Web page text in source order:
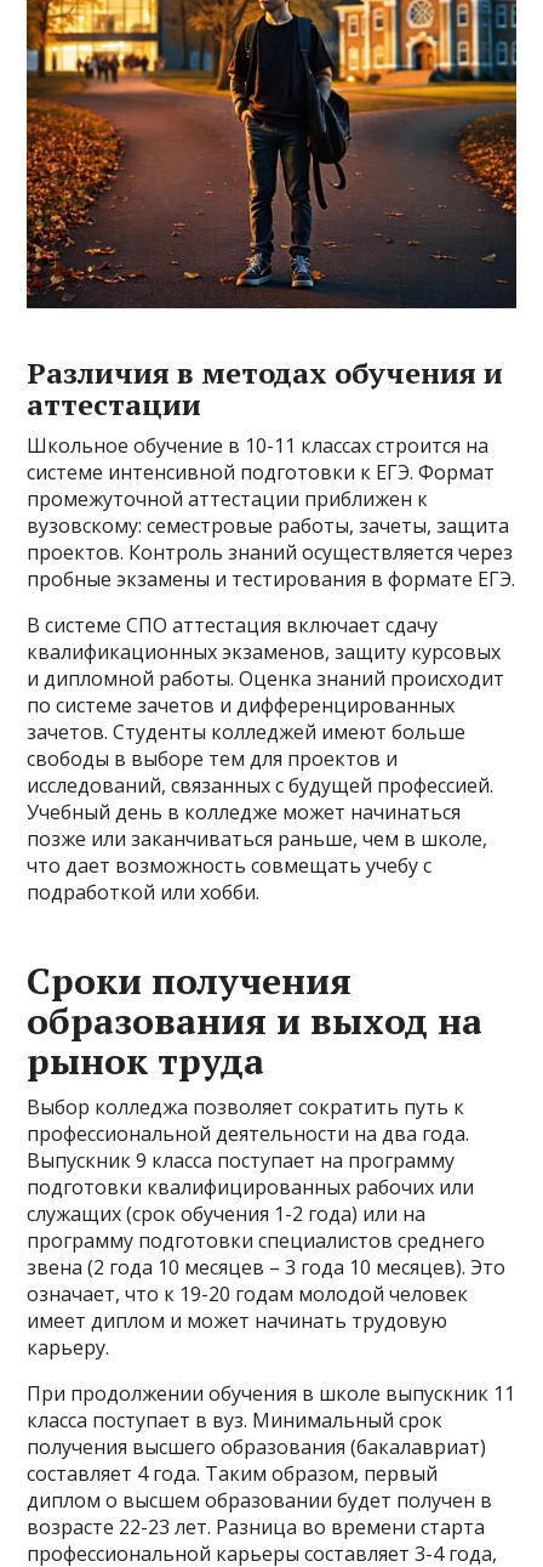
Различия в методах обучения и
аттестации
Школьное обучение в 10-11 классах строится на
системе интенсивной подготовки к ЕГЭ. Формат
промежуточной аттестации приближен к
вузовскому: семестровые работы, зачеты, защита
проектов. Контроль знаний осуществляется через
пробные экзамены и тестирования в формате ЕГЭ.
В системе СПО аттестация включает сдачу
квалификационных экзаменов, защиту курсовых
и дипломной работы. Оценка знаний происходит
по системе зачетов и дифференцированных
зачетов. Студенты колледжей имеют больше
свободы в выборе тем для проектов и
исследований, связанных с будущей профессией.
Учебный день в колледже может начинаться
позже или заканчиваться раньше, чем в школе,
что дает возможность совмещать учебу с
подработкой или хобби.
Сроки получения
образования и выход на
рынок труда
Выбор колледжа позволяет сократить путь к
профессиональной деятельности на два года.
Выпускник 9 класса поступает на программу
подготовки квалифицированных рабочих или
служащих (срок обучения 1-2 года) или на
программу подготовки специалистов среднего
звена (2 года 10 месяцев – 3 года 10 месяцев). Это
означает, что к 19-20 годам молодой человек
имеет диплом и может начинать трудовую
карьеру.
При продолжении обучения в школе выпускник 11
класса поступает в вуз. Минимальный срок
получения высшего образования (бакалавриат)
составляет 4 года. Таким образом, первый
диплом о высшем образовании будет получен в
возрасте 22-23 лет. Разница во времени старта
профессиональной карьеры составляет 3-4 года,